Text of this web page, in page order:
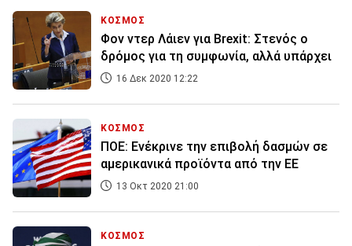
ΚΟΣΜΟΣ
Φον ντερ Λάιεν για Brexit: Στενός ο
δρόμος για τη συμφωνία, αλλά υπάρχει
16 Δεκ 2020 12:22
ΚΟΣΜΟΣ
ΠΟΕ: Ενέκρινε την επιβολή δασμών σε
αμερικανικά προϊόντα από την ΕΕ
13 Οκτ 2020 21:00
ΚΟΣΜΟΣ